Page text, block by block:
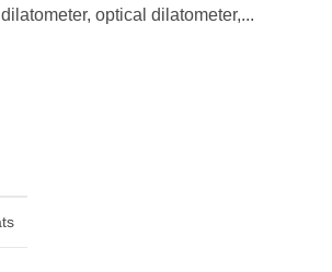
optical dilatometer,...